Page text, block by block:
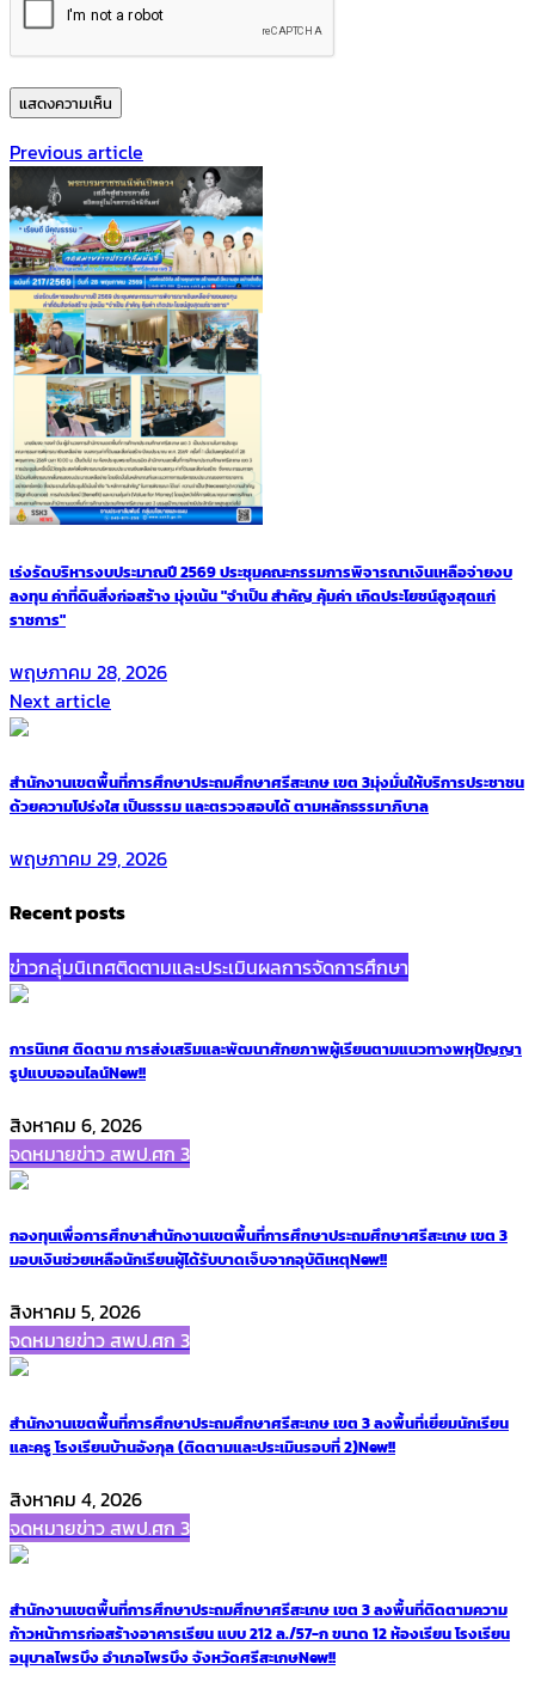
Previous article
เร่งรัดบริหารงบประมาณปี 2569 ประชุมคณะกรรมการพิจารณาเงินเหลือจ่ายงบ
ลงทุน ค่าที่ดินสิ่งก่อสร้าง มุ่งเน้น "จำเป็น สำคัญ คุ้มค่า เกิดประโยชน์สูงสุดแก่
ราชการ"
พฤษภาคม 28, 2026
Next article
สำนักงานเขตพื้นที่การศึกษาประถมศึกษาศรีสะเกษ เขต 3มุ่งมั่นให้บริการประชาชน
ด้วยความโปร่งใส เป็นธรรม และตรวจสอบได้ ตามหลักธรรมาภิบาล
พฤษภาคม 29, 2026
Recent posts
ข่าวกลุ่มนิเทศติดตามและประเมินผลการจัดการศึกษา
การนิเทศ ติดตาม การส่งเสริมและพัฒนาศักยภาพผู้เรียนตามแนวทางพหุปัญญา
รูปแบบออนไลน์New!!
สิงหาคม 6, 2026
จดหมายข่าว สพป.ศก 3
กองทุนเพื่อการศึกษาสำนักงานเขตพื้นที่การศึกษาประถมศึกษาศรีสะเกษ เขต 3
มอบเงินช่วยเหลือนักเรียนผู้ได้รับบาดเจ็บจากอุบัติเหตุNew!!
สิงหาคม 5, 2026
จดหมายข่าว สพป.ศก 3
สำนักงานเขตพื้นที่การศึกษาประถมศึกษาศรีสะเกษ เขต 3 ลงพื้นที่เยี่ยมนักเรียน
และครู โรงเรียนบ้านอังกุล (ติดตามและประเมินรอบที่ 2)New!!
สิงหาคม 4, 2026
จดหมายข่าว สพป.ศก 3
สำนักงานเขตพื้นที่การศึกษาประถมศึกษาศรีสะเกษ เขต 3 ลงพื้นที่ติดตามความ
ก้าวหน้าการก่อสร้างอาคารเรียน แบบ 212 ล./57-ก ขนาด 12 ห้องเรียน โรงเรียน
อนุบาลไพรบึง อำเภอไพรบึง จังหวัดศรีสะเกษNew!!